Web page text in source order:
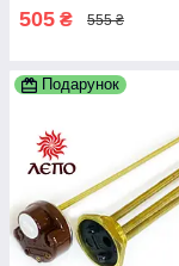
505 ₴ 555 ₴
Подарунок